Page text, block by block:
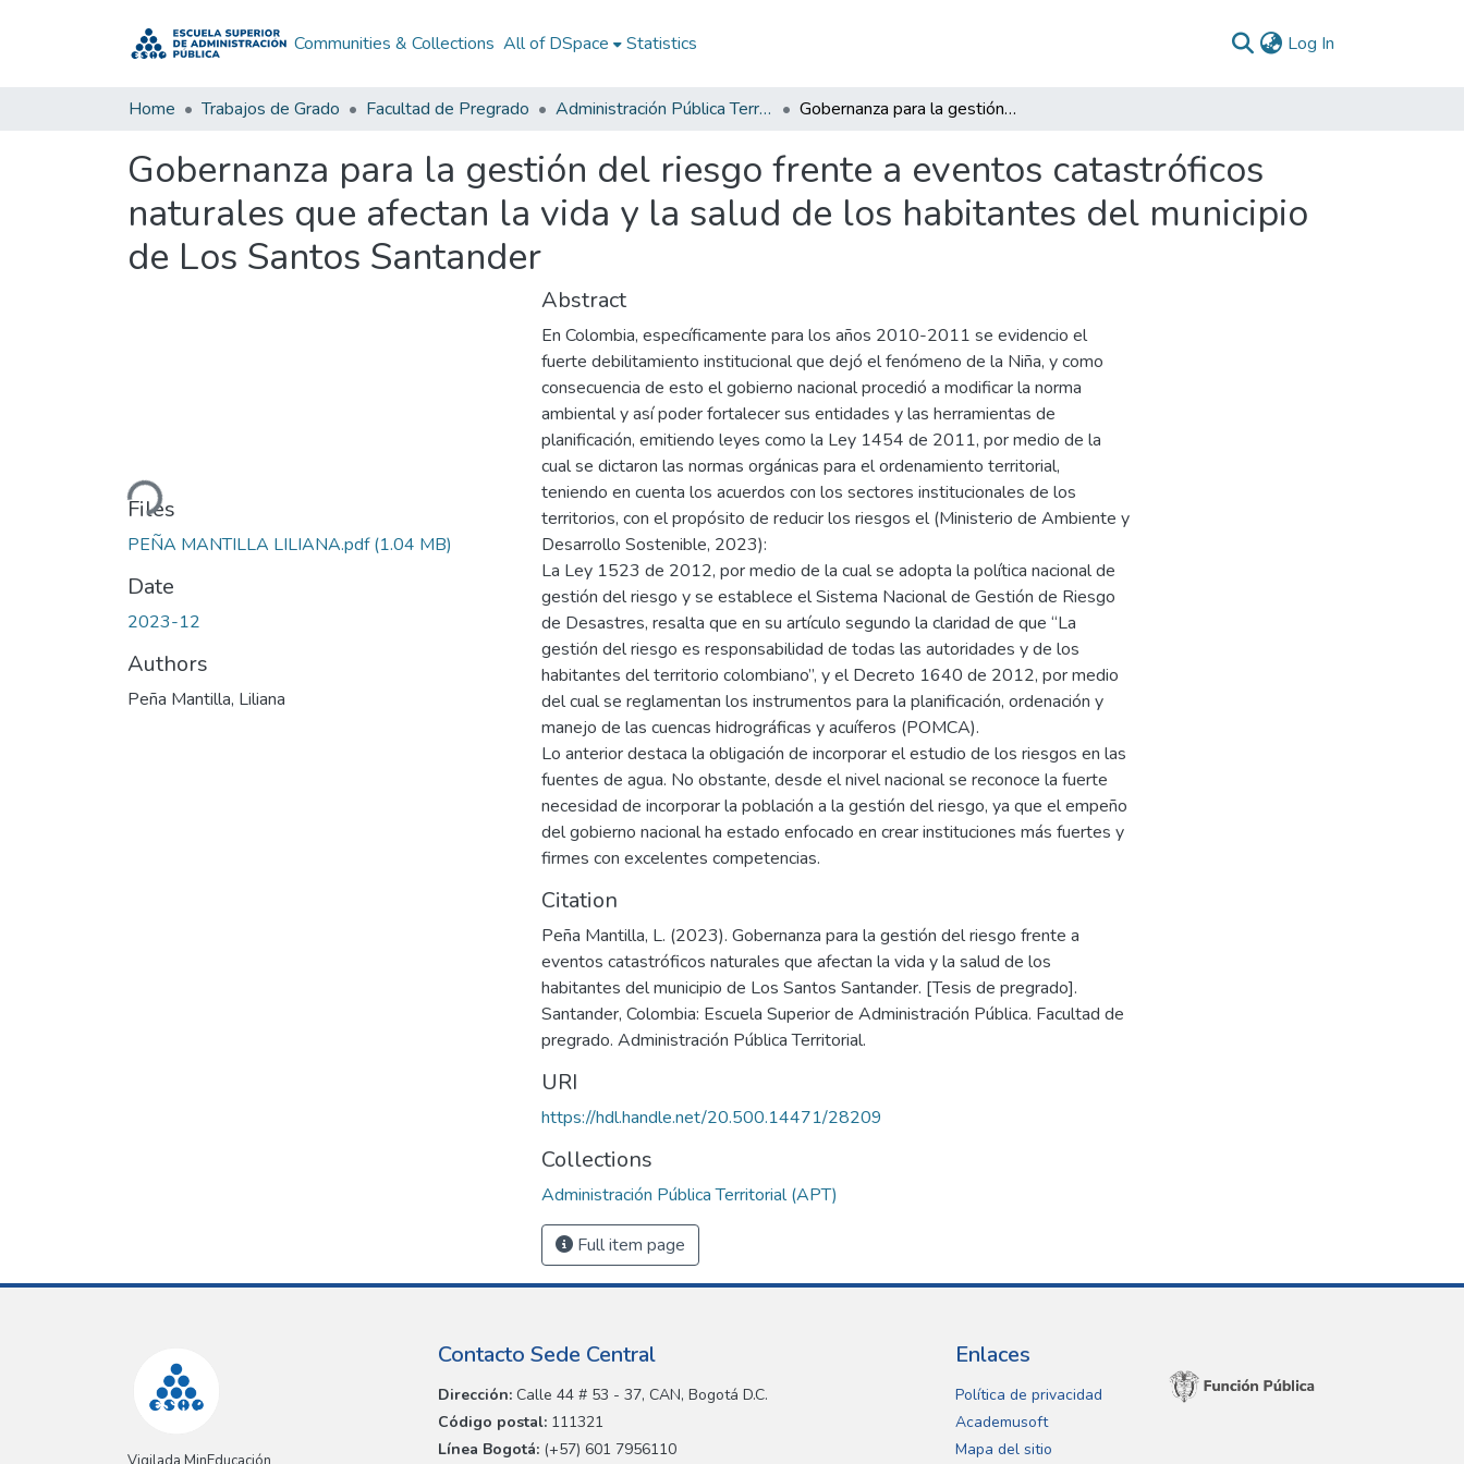
Communities & Collections All of DSpace Statistics Log In
Home Trabajos de Grado Facultad de Pregrado Administración Pública Territorial (APT) Gobernanza para la gestión del riesgo frente a eventos catastróficos naturales que afectan la vida y la salud de los habitantes del municipio de Los Santos Santander
Gobernanza para la gestión del riesgo frente a eventos catastróficos
naturales que afectan la vida y la salud de los habitantes del municipio
de Los Santos Santander
Loading...
Files
PEÑA MANTILLA LILIANA.pdf(1.04 MB)
Date
2023-12
Authors
Peña Mantilla, Liliana
Abstract
En Colombia, específicamente para los años 2010-2011 se evidencio el
fuerte debilitamiento institucional que dejó el fenómeno de la Niña, y como
consecuencia de esto el gobierno nacional procedió a modificar la norma
ambiental y así poder fortalecer sus entidades y las herramientas de
planificación, emitiendo leyes como la Ley 1454 de 2011, por medio de la
cual se dictaron las normas orgánicas para el ordenamiento territorial,
teniendo en cuenta los acuerdos con los sectores institucionales de los
territorios, con el propósito de reducir los riesgos el (Ministerio de Ambiente y
Desarrollo Sostenible, 2023):
La Ley 1523 de 2012, por medio de la cual se adopta la política nacional de
gestión del riesgo y se establece el Sistema Nacional de Gestión de Riesgo
de Desastres, resalta que en su artículo segundo la claridad de que “La
gestión del riesgo es responsabilidad de todas las autoridades y de los
habitantes del territorio colombiano”, y el Decreto 1640 de 2012, por medio
del cual se reglamentan los instrumentos para la planificación, ordenación y
manejo de las cuencas hidrográficas y acuíferos (POMCA).
Lo anterior destaca la obligación de incorporar el estudio de los riesgos en las
fuentes de agua. No obstante, desde el nivel nacional se reconoce la fuerte
necesidad de incorporar la población a la gestión del riesgo, ya que el empeño
del gobierno nacional ha estado enfocado en crear instituciones más fuertes y
firmes con excelentes competencias.
Citation
Peña Mantilla, L. (2023). Gobernanza para la gestión del riesgo frente a
eventos catastróficos naturales que afectan la vida y la salud de los
habitantes del municipio de Los Santos Santander. [Tesis de pregrado].
Santander, Colombia: Escuela Superior de Administración Pública. Facultad de
pregrado. Administración Pública Territorial.
URI
https://hdl.handle.net/20.500.14471/28209
Collections
Administración Pública Territorial (APT)
Full item page
Contacto Sede Central
Dirección: Calle 44 # 53 - 37, CAN, Bogotá D.C.
Código postal: 111321
Línea Bogotá: (+57) 601 7956110
Enlaces
Política de privacidad
Academusoft
Mapa del sitio